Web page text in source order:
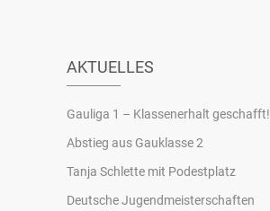
AKTUELLES
Gauliga 1 – Klassenerhalt geschafft!
Abstieg aus Gauklasse 2
Tanja Schlette mit Podestplatz
Deutsche Jugendmeisterschaften